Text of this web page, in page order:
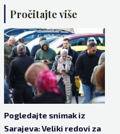
Pročitajte više
Pogledajte snimak iz
Sarajeva: Veliki redovi za